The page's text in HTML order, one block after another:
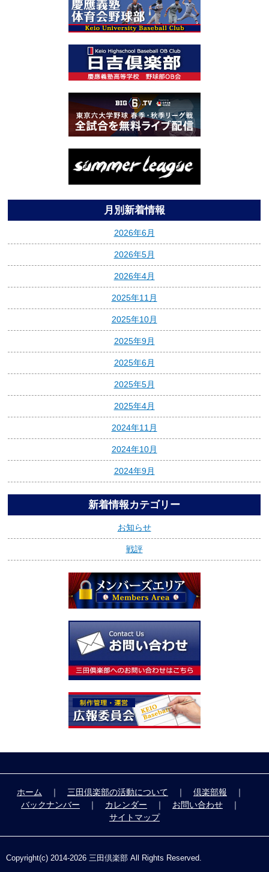
月別新着情報
2026年6月
2026年5月
2026年4月
2025年11月
2025年10月
2025年9月
2025年6月
2025年5月
2025年4月
2024年11月
2024年10月
2024年9月
新着情報カテゴリー
お知らせ
戦評
ホーム ｜ 三田倶楽部の活動について ｜ 倶楽部報 ｜
バックナンバー ｜ カレンダー ｜ お問い合わせ ｜
サイトマップ
Copyright(c) 2014-2026 三田倶楽部 All Rights Reserved.